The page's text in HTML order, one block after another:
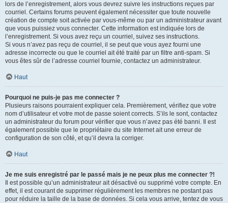
lors de l’enregistrement, alors vous devrez suivre les instructions reçues par
courriel. Certains forums peuvent également nécessiter que toute nouvelle
création de compte soit activée par vous-même ou par un administrateur avant
que vous puissiez vous connecter. Cette information est indiquée lors de
l’enregistrement. Si vous avez reçu un courriel, suivez ses instructions.
Si vous n’avez pas reçu de courriel, il se peut que vous ayez fourni une
adresse incorrecte ou que le courriel ait été traité par un filtre anti-spam. Si
vous êtes sûr de l’adresse courriel fournie, contactez un administrateur.
Haut
Pourquoi ne puis-je pas me connecter ?
Plusieurs raisons pourraient expliquer cela. Premièrement, vérifiez que votre
nom d’utilisateur et votre mot de passe soient corrects. S’ils le sont, contactez
un administrateur du forum pour vérifier que vous n’avez pas été banni. Il est
également possible que le propriétaire du site Internet ait une erreur de
configuration de son côté, et qu’il devra la corriger.
Haut
Je me suis enregistré par le passé mais je ne peux plus me connecter ?!
Il est possible qu’un administrateur ait désactivé ou supprimé votre compte. En
effet, il est courant de supprimer régulièrement les membres ne postant pas
pour réduire la taille de la base de données. Si cela vous arrive, tentez de vous